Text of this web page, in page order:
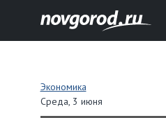
Экономика
Среда, 3 июня